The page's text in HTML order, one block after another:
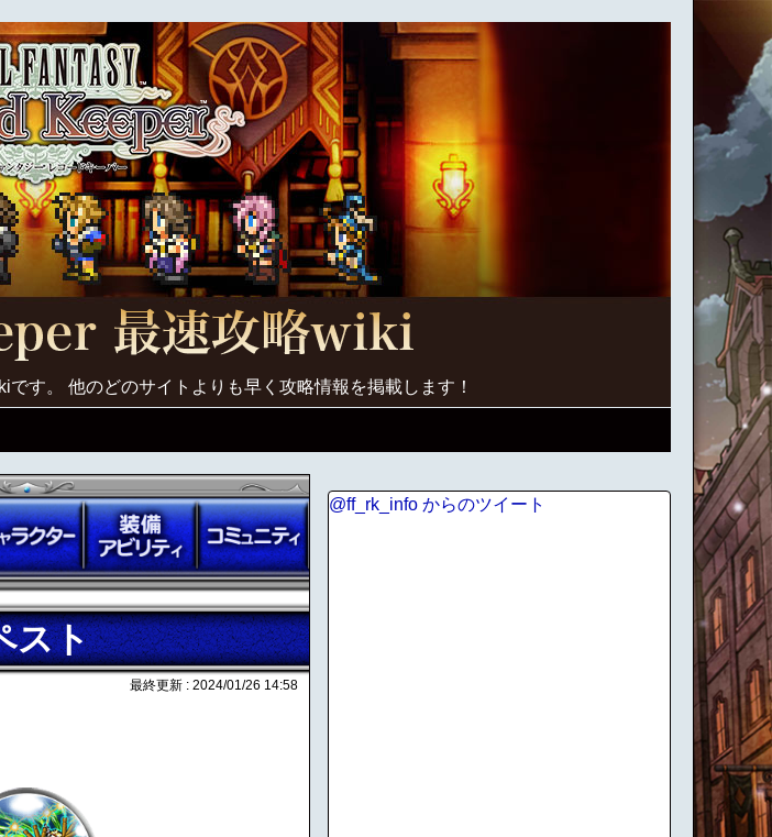
す。 他のどのサイトよりも早く攻略情報を掲載します！
スト
最終更新 : 2024/01/26 14:58
@ff_rk_info からのツイート